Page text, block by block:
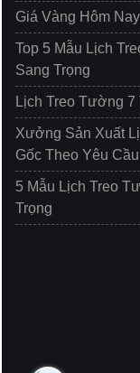
Giá Vàng Hôm Nay
Top 5 Mẫu Lịch
Sang Trọng
Lịch Treo Tường
Xưởng Sản Xuất
Gốc Theo Yêu Cầu
5 Mẫu Lịch Treo
Trọng